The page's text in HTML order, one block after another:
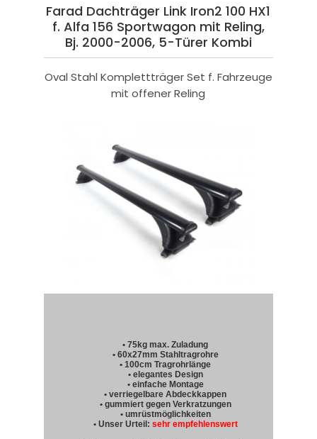
Farad Dachträger Link Iron2 100 HX1
f. Alfa 156 Sportwagon mit Reling,
Bj. 2000-2006, 5-Türer Kombi
Oval Stahl Komplettträger Set f. Fahrzeuge
mit offener Reling
• 75kg max. Zuladung
• 60x27mm Stahltragrohre
• 100cm Tragrohrlänge
• elegantes Design
• einfache Montage
• verriegelbare Abdeckkappen
• gummiert gegen Verkratzungen
• umrüstmöglichkeiten
• Unser Urteil: sehr empfehlenswert